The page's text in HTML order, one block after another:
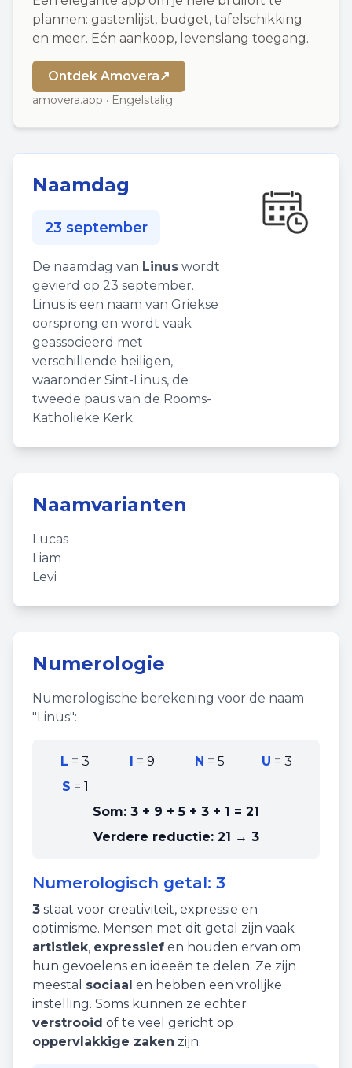
plannen: gastenlijst, budget, tafelschikking
en meer. Eén aankoop, levenslang toegang.
Ontdek Amovera↗
amovera.app · Engelstalig
Naamdag
23 september
De naamdag van Linus wordt
gevierd op 23 september.
Linus is een naam van Griekse
oorsprong en wordt vaak
geassocieerd met
verschillende heiligen,
waaronder Sint-Linus, de
tweede paus van de Rooms-
Katholieke Kerk.
Naamvarianten
Lucas
Liam
Levi
Numerologie
Numerologische berekening voor de naam
"Linus":
L =3 I =9 N = 5 U = 3
S = 1
Som: 3 + 9 + 5 + 3 + 1 = 21
Verdere reductie: 21 → 3
Numerologisch getal: 3
3 staat voor creativiteit, expressie en
optimisme. Mensen met dit getal zijn vaak
artistiek, expressief en houden ervan om
hun gevoelens en ideeën te delen. Ze zijn
meestal sociaal en hebben een vrolijke
instelling. Soms kunnen ze echter
verstrooid of te veel gericht op
oppervlakkige zaken zijn.